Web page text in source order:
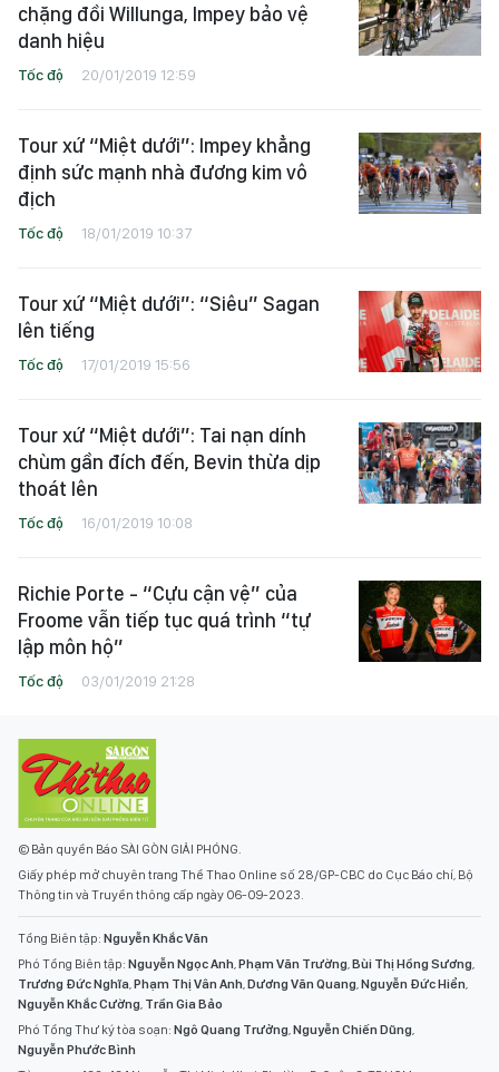
chặng đồi Willunga, Impey bảo vệ
danh hiệu
Tốc độ 20/01/2019 12:59
Tour xứ “Miệt dưới”: Impey khẳng
định sức mạnh nhà đương kim vô
địch
Tốc độ 18/01/2019 10:37
Tour xứ “Miệt dưới”: “Siêu” Sagan
lên tiếng
Tốc độ 17/01/2019 15:56
Tour xứ “Miệt dưới”: Tai nạn dính
chùm gần đích đến, Bevin thừa dịp
thoát lên
Tốc độ 16/01/2019 10:08
Richie Porte - “Cựu cận vệ” của
Froome vẫn tiếp tục quá trình “tự
lập môn hộ”
Tốc độ 03/01/2019 21:28
© Bản quyền Báo SÀI GÒN GIẢI PHÓNG.
Giấy phép mở chuyên trang Thể Thao Online số 28/GP-CBC do Cục Báo chí, Bộ
Thông tin và Truyền thông cấp ngày 06-09-2023.
Tổng Biên tập: Nguyễn Khắc Văn
Phó Tổng Biên tập: Nguyễn Ngọc Anh,Phạm Văn Trường,Bùi Thị Hồng Sương,
Trương Đức Nghĩa,Phạm Thị Vân Anh,Dương Văn Quang,Nguyễn Đức Hiển,
Nguyễn Khắc Cường, Trần Gia Bảo
Phó Tổng Thư ký tòa soạn: Ngô Quang Trưởng,Nguyễn Chiến Dũng,
Nguyễn Phước Bình